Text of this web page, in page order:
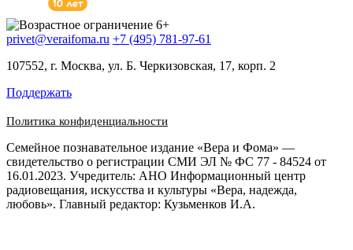
privet@veraifoma.ru +7 (495) 781-97-61
107552, г. Москва, ул. Б. Черкизовская, 17, корп. 2
Поддержать
Политика конфиденциальности
Семейное познавательное издание «Вера и Фома» —
свидетельство о регистрации СМИ ЭЛ № ФС 77 - 84524 от
16.01.2023. Учредитель: АНО Информационный центр
радиовещания, искусства и культуры «Вера, надежда,
любовь». Главный редактор: Кузьменков И.А.